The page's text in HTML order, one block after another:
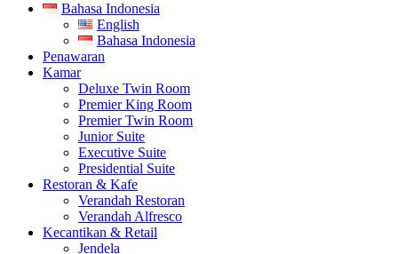
Bahasa Indonesia
English
Bahasa Indonesia
Penawaran
Kamar
Deluxe Twin Room
Premier King Room
Premier Twin Room
Junior Suite
Executive Suite
Presidential Suite
Restoran & Kafe
Verandah Restoran
Verandah Alfresco
Kecantikan & Retail
Jendela